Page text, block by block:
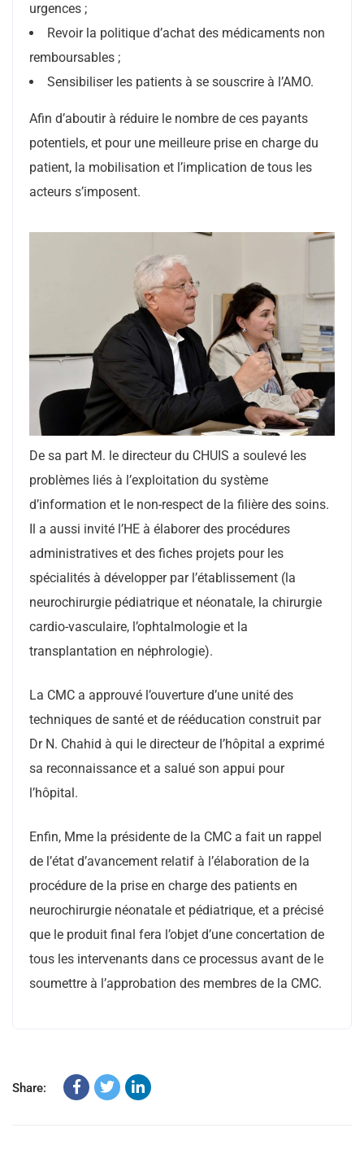
urgences ;
Revoir la politique d’achat des médicaments non
remboursables ;
Sensibiliser les patients à se souscrire à l’AMO.
Afin d’aboutir à réduire le nombre de ces payants
potentiels, et pour une meilleure prise en charge du
patient, la mobilisation et l’implication de tous les
acteurs s’imposent.
De sa part M. le directeur du CHUIS a soulevé les
problèmes liés à l’exploitation du système
d’information et le non-respect de la filière des soins.
Il a aussi invité l’HE à élaborer des procédures
administratives et des fiches projets pour les
spécialités à développer par l’établissement (la
neurochirurgie pédiatrique et néonatale, la chirurgie
cardio-vasculaire, l’ophtalmologie et la
transplantation en néphrologie).
La CMC a approuvé l’ouverture d’une unité des
techniques de santé et de rééducation construit par
Dr N. Chahid à qui le directeur de l’hôpital a exprimé
sa reconnaissance et a salué son appui pour
l’hôpital.
Enfin, Mme la présidente de la CMC a fait un rappel
de l’état d’avancement relatif à l’élaboration de la
procédure de la prise en charge des patients en
neurochirurgie néonatale et pédiatrique, et a précisé
que le produit final fera l’objet d’une concertation de
tous les intervenants dans ce processus avant de le
soumettre à l’approbation des membres de la CMC.
Share: